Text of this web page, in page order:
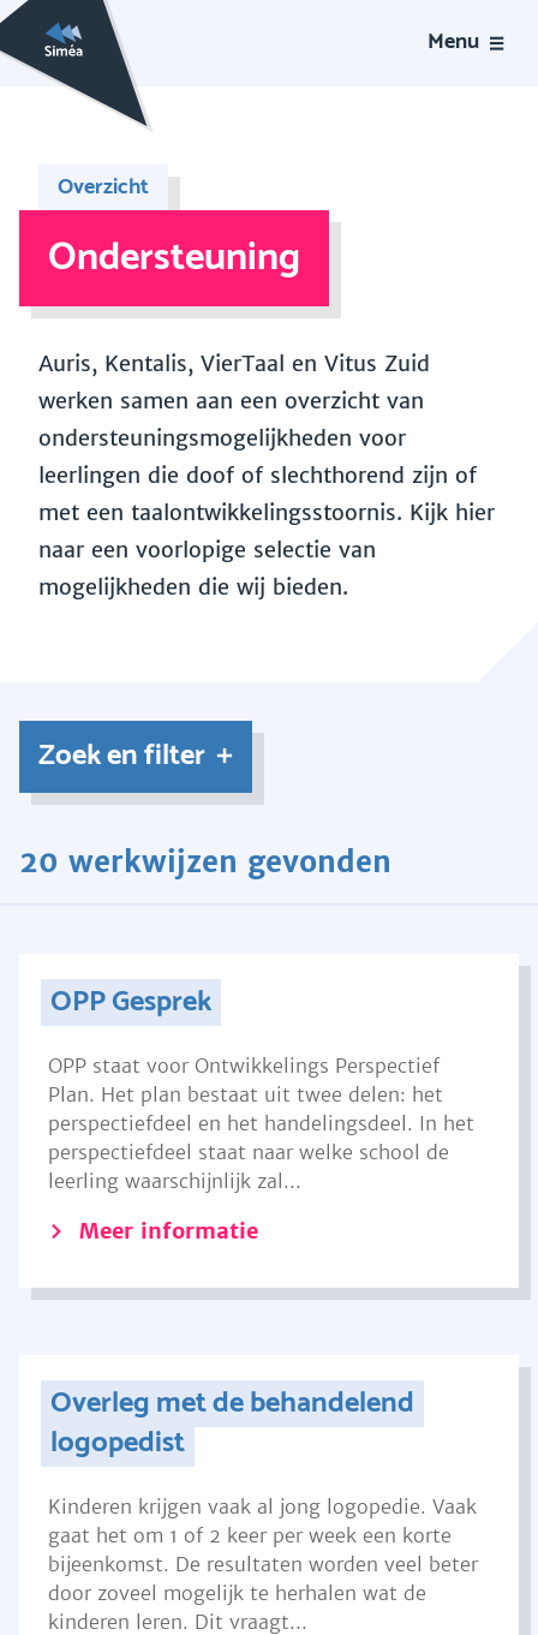
Menu
Overzicht
Ondersteuning
Auris, Kentalis, VierTaal en Vitus Zuid
werken samen aan een overzicht van
ondersteuningsmogelijkheden voor
leerlingen die doof of slechthorend zijn of
met een taalontwikkelingsstoornis. Kijk hier
naar een voorlopige selectie van
mogelijkheden die wij bieden.
Zoek en filter
20 werkwijzen gevonden
OPP Gesprek
OPP staat voor Ontwikkelings Perspectief
Plan. Het plan bestaat uit twee delen: het
perspectiefdeel en het handelingsdeel. In het
perspectiefdeel staat naar welke school de
leerling waarschijnlijk zal...
Meer informatie
Overleg met de behandelend
logopedist
Kinderen krijgen vaak al jong logopedie. Vaak
gaat het om 1 of 2 keer per week een korte
bijeenkomst. De resultaten worden veel beter
door zoveel mogelijk te herhalen wat de
kinderen leren. Dit vraagt...